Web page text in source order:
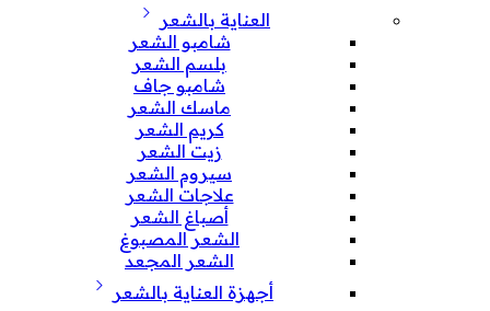
العناية بالشعر
شامبو الشعر
بلسم الشعر
شامبو جاف
ماسك الشعر
كريم الشعر
زيت الشعر
سيروم الشعر
علاجات الشعر
أصباغ الشعر
الشعر المصبوغ
الشعر المجعد
أجهزة العناية بالشعر